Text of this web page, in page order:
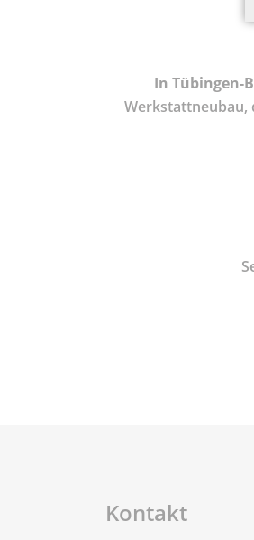
In Tübingen-
Werkstattneubau,
Kontakt